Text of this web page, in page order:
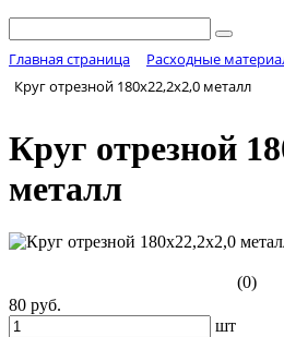
Главная страница Расходные
Круг отрезной 180х22,2х2,0 металл
Круг отрезной
металл
(0)
80 руб.
шт